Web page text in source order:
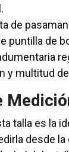
de
puntilla de
y multitud
talla es la
desde la